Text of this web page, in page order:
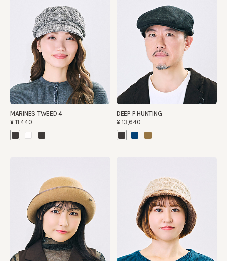
MARINES TWEED 4
¥11,440
DEEP P HUNTING
¥13,640